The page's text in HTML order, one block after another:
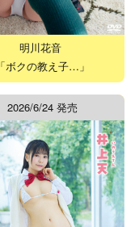
明川花音
「ボクの教え子…」
2026/6/24 発売